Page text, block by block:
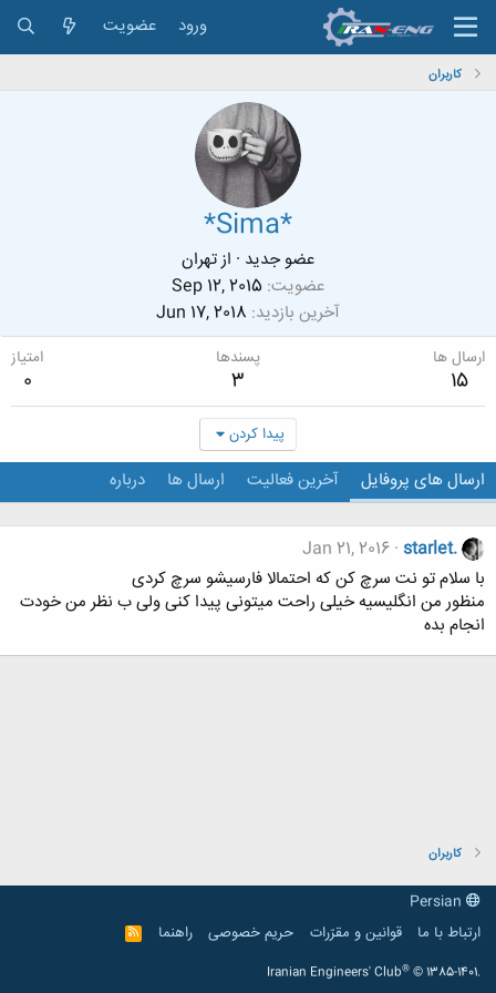
ورود عضویت
کاربران
*Sima*
عضو جدید · ازتهران
عضویت Sep 12, 2015
آخرین بازدید Jun 17, 2018
ارسال ها
15
پسندها
3
امتیاز
0
پیدا کردن
ارسال های پروفایل آخرین فعالیت ارسال ها درباره
starlet.
Jan 21, 2016
با سلام تو نت سرچ کن که احتمالا فارسیشو سرچ کردی
منظور من انگلیسیه خیلی راحت میتونی پیدا کنی ولی ب نظر من خودت
انجام بده
کاربران
ارتباط با ما
قوانین و مقرّرات حریم خصوصی راهنما
R
S
Iranian Engineers' Club® © 1385-1401.